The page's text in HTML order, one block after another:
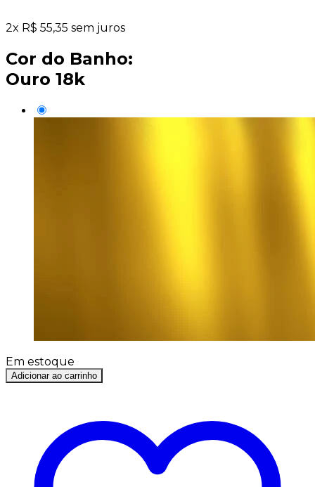
2x R$ 55,35 sem juros
Cor do Banho:
Ouro 18k
Em estoque
Adicionar ao carrinho